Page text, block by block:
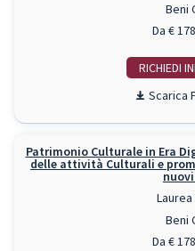
Beni
Da €
RICHIEDI
Patrimonio Culturale in Era
delle attività Culturali e
Beni
Da €